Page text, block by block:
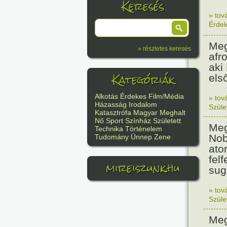
Keresés
» részletes keresés
Kategóriák
Alkotás Érdekes Film/Média
Házasság Irodalom
Katasztrófa Magyar Meghalt
Nő Sport Színház Született
Technika Történelem
Tudomány Ünnep Zene
mireiszunk.hu
»
aki
»
»